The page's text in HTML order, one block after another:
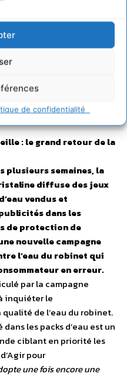
de confidentialité
: le grand retour de la
plusieurs semaines, la
diffuse des jeux
vendus et
dans les
de protection de
nouvelle campagne
l’eau du robinet qui
en erreur.
par la campagne
inquiéter le
de l’eau du robinet.
les packs d’eau est un
ciblant en priorité les
pour
une fois encore une